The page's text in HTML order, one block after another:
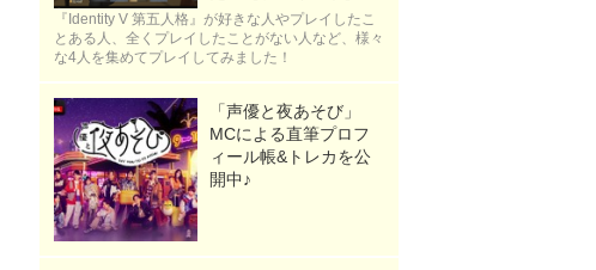
『Identity V 第五人格』が好きな人やプレイしたこ
とある人、全くプレイしたことがない人など、様々
な4人を集めてプレイしてみました！
「声優と夜あそび」
MCによる直筆プロフ
ィール帳&トレカを公
開中♪